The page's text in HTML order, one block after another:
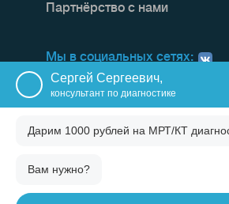
Партнёрство с нами
Мы в социальных сетях:
Сергей Сергеевич,
консультант по диагностике
Дарим 1000 рублей на МРТ/КТ
Вам нужно?